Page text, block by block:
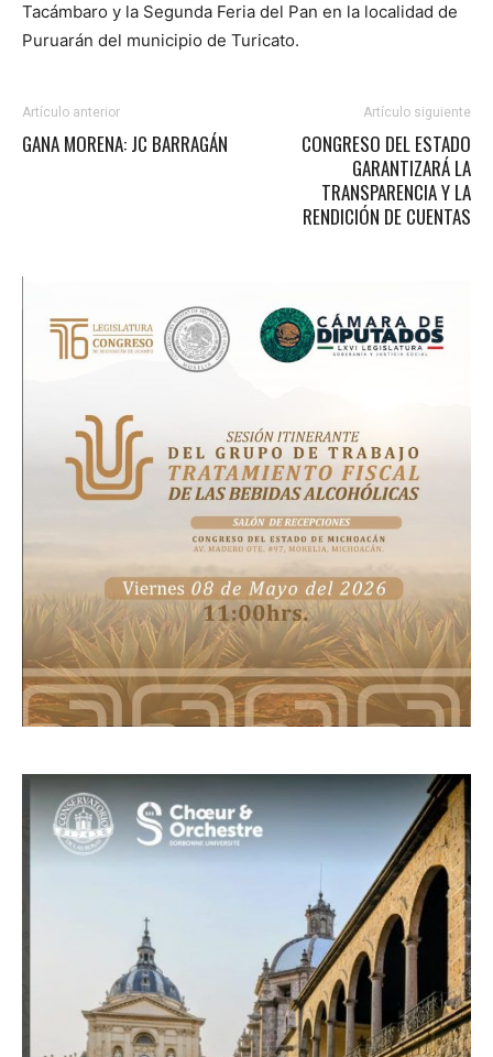
Tacámbaro y la Segunda Feria del Pan en la localidad de
Puruarán del municipio de Turicato.
Artículo anterior
GANA MORENA: JC BARRAGÁN
Artículo siguiente
CONGRESO DEL ESTADO
GARANTIZARÁ LA
TRANSPARENCIA Y LA
RENDICIÓN DE CUENTAS